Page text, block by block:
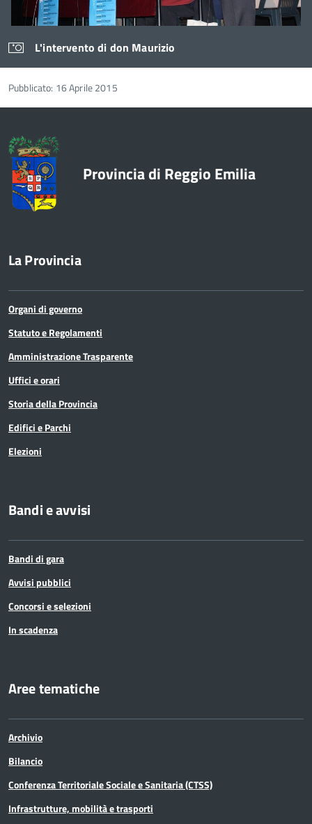
L'intervento di don Maurizio
Pubblicato: 16 Aprile 2015
Provincia di Reggio Emilia
La Provincia
Organi di governo
Statuto e Regolamenti
Amministrazione Trasparente
Uffici e orari
Storia della Provincia
Edifici e Parchi
Elezioni
Bandi e avvisi
Bandi di gara
Avvisi pubblici
Concorsi e selezioni
In scadenza
Aree tematiche
Archivio
Bilancio
Conferenza Territoriale Sociale e Sanitaria (CTSS)
Infrastrutture, mobilità e trasporti